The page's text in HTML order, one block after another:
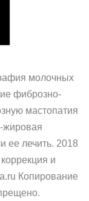
молочных
фиброзно-
мастопатия
жировая
ее лечить. 2018
и
Копирование